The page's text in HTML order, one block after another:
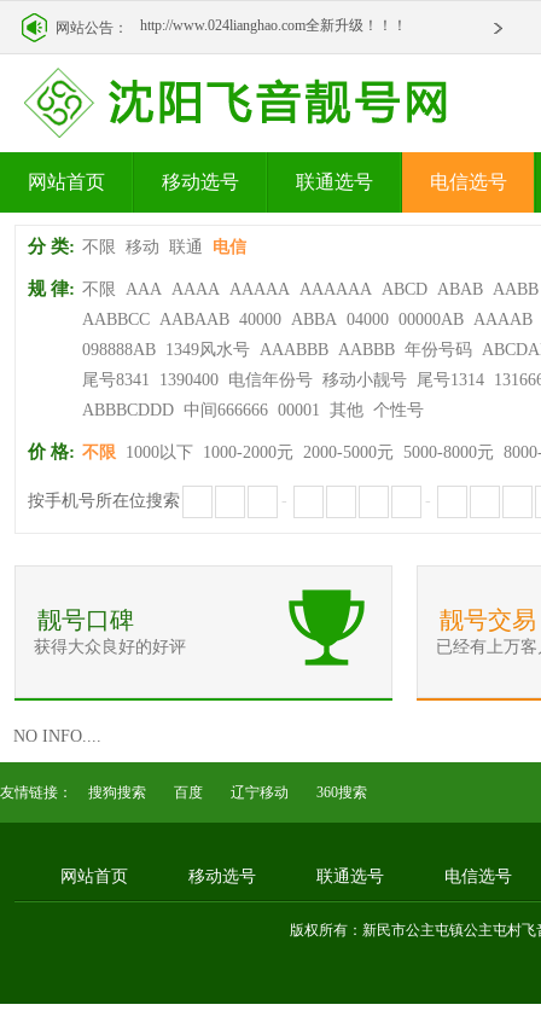
网站公告： http://www.024lianghao.com全新升级！！！
网站首页 移动选号 联通选号 电信选号
分 类: 不限 移动 联通 电信
规 律: 不限 AAA AAAA AAAAA AAAAAA ABCD ABAB AABB
AABBCC AABAAB 40000 ABBA 04000 00000AB AAAAB
098888AB 1349风水号 AAABBB AABBB 年份号码
尾号8341
1390400 电信年份号 移动小靓号 尾号1314
ABBBCDDD 中间666666 00001 其他 个性号
价 格: 不限 1000以下 1000-2000元 2000-5000元 5000-8000元
按手机号所在位搜索 - -
靓号口碑
获得大众良好的好评
靓号交易
已经有上万
NO INFO....
友情链接： 搜狗搜索 百度 辽宁移动 360搜索
网站首页 移动选号 联通选号 电信选号
版权所有：新民市公主屯镇公主屯村